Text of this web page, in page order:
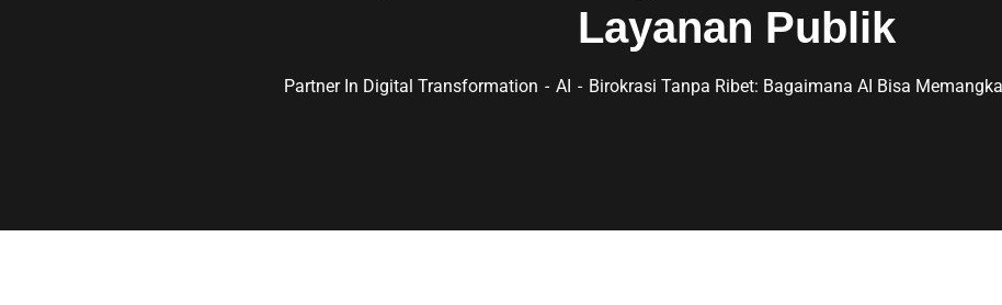
Layanan Publik
Partner In Digital Transformation AI Birokrasi Tanpa Ribet: Bagaimana AI Bisa